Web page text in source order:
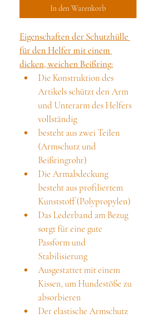
In den Warenkorb
Eigenschaften der Schutzhülle
für den Helfer mit einem
dicken, weichen Beißring:
Die Konstruktion des
Artikels schützt den Arm
und Unterarm des Helfers
vollständig
besteht aus zwei Teilen
(Armschutz und
Beißringrohr)
Die Armabdeckung
besteht aus profiliertem
Kunststoff (Polypropylen)
Das Lederband am Bezug
sorgt für eine gute
Passform und
Stabilisierung
Ausgestattet mit einem
Kissen, um Hundestöße zu
absorbieren
Der elastische Armschutz